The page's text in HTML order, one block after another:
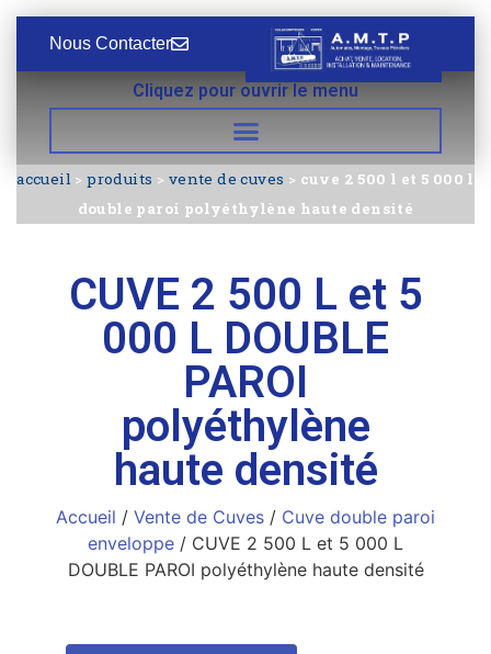
Nous Contacter
Cliquez pour ouvrir le menu
accueil >produits > vente de cuves > cuve 2 500 l et 5 000 l
double paroi polyéthylène haute densité
CUVE 2 500 L et 5
000 L DOUBLE
PAROI
polyéthylène
haute densité
Accueil / Vente de Cuves / Cuve double paroi
enveloppe / CUVE 2 500 L et 5 000 L
DOUBLE PAROI polyéthylène haute densité